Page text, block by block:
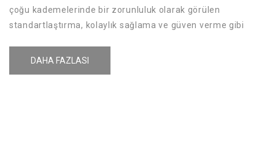
çoğu kademelerinde bir zorunluluk olarak görülen
standartlaştırma, kolaylık sağlama ve güven verme gibi
gerekse tüketicilere önemli avantajlar sağlamaktadır.
DAHA FAZLASI